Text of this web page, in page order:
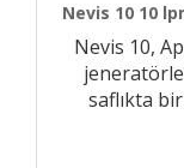
Nevis 10 10
Nevis 10,
saflıkta